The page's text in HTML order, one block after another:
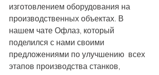
изготовлением оборудования на
производственных объектах. В
нашем чате Офлаз, который
поделился с нами своими
предложениями по улучшению  всех
этапов производства станков,